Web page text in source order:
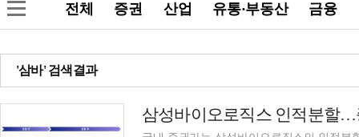
전체 증권 산업 유통·부동산 금융
'삼바' 검색결과